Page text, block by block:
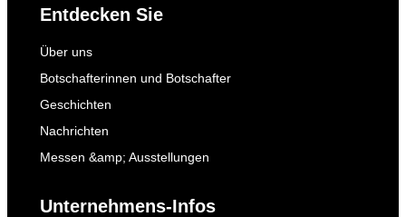
Entdecken Sie
Über uns
Botschafterinnen und Botschafter
Geschichten
Nachrichten
Messen &amp; Ausstellungen
Unternehmens-Infos